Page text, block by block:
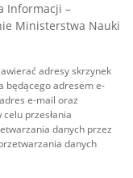
Informacji –
Ministerstwa Nauki
adresy skrzynek
będącego adresem e-
e-mail oraz
przesłania
danych przez
danych